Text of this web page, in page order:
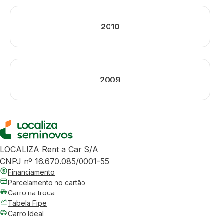
2010
2009
LOCALIZA Rent a Car S/A
CNPJ nº 16.670.085/0001-55
Financiamento
Parcelamento no cartão
Carro na troca
Tabela Fipe
Carro Ideal